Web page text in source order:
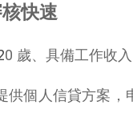
快速
0 歲、具備工作收
供個人信貸方案